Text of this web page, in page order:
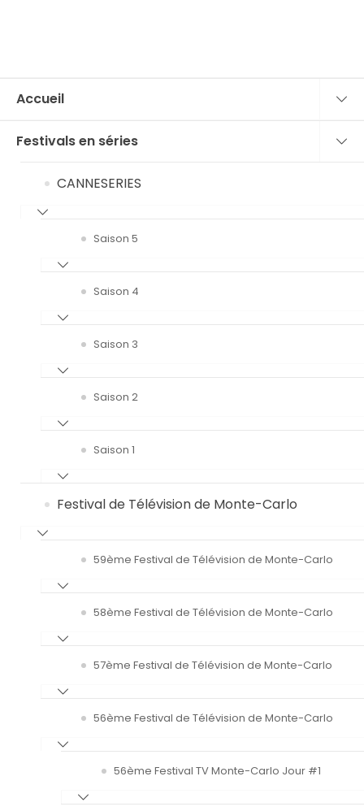
Accueil
Festivals en séries
CANNESERIES
Saison 5
Saison 4
Saison 3
Saison 2
Saison 1
Festival de Télévision de Monte-Carlo
59ème Festival de Télévision de Monte-Carlo
58ème Festival de Télévision de Monte-Carlo
57ème Festival de Télévision de Monte-Carlo
56ème Festival de Télévision de Monte-Carlo
56ème Festival TV Monte-Carlo Jour #1